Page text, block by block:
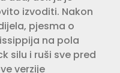
izvoditi. Nakon
pjesma o
na pola
silu i ruši sve pred
verzije